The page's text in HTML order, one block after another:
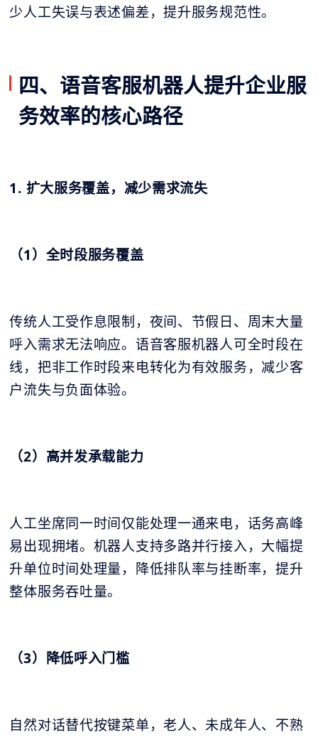
少人工失误与表述偏差，提升服务规范性。
四、语音客服机器人提升企业服
务效率的核心路径
1. 扩大服务覆盖，减少需求流失
（1）全时段服务覆盖
传统人工受作息限制，夜间、节假日、周末大量
呼入需求无法响应。语音客服机器人可全时段在
线，把非工作时段来电转化为有效服务，减少客
户流失与负面体验。
（2）高并发承载能力
人工坐席同一时间仅能处理一通来电，话务高峰
易出现拥堵。机器人支持多路并行接入，大幅提
升单位时间处理量，降低排队率与挂断率，提升
整体服务吞吐量。
（3）降低呼入门槛
自然对话替代按键菜单，老人、未成年人、不熟